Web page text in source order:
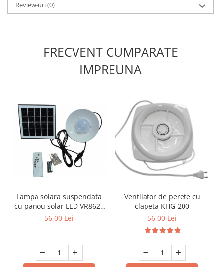
Review-uri(0)
FRECVENT CUMPARATE
IMPREUNA
Lampa solara suspendata
cu panou solar LED VR8620
, 20W, cablu legatura 3 m
56,00 Lei
Ventilator de perete cu
clapeta KHG-200
56,00 Lei